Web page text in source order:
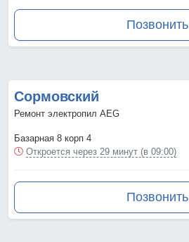
Позвонить
Сормовский
Ремонт электропил AEG
Базарная 8 корп 4
Откроется через 29 минут (в 09:00)
Позвонить